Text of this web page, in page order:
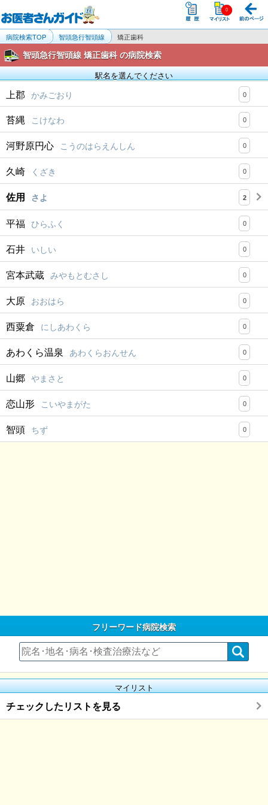
病院検索TOP 智頭急行智頭線 矯正歯科
智頭急行智頭線 矯正歯科 の病院検索
駅名を選んでください
上郡 かみごおり 0
苔縄 こけなわ 0
河野原円心 こうのはらえんしん 0
久崎 くざき 0
佐用 さよ 2
平福 ひらふく 0
石井 いしい 0
宮本武蔵 みやもとむさし 0
大原 おおはら 0
西粟倉 にしあわくら 0
あわくら温泉 あわくらおんせん 0
山郷 やまさと 0
恋山形 こいやまがた 0
智頭 ちず 0
フリーワード病院検索
マイリスト
チェックしたリストを見る